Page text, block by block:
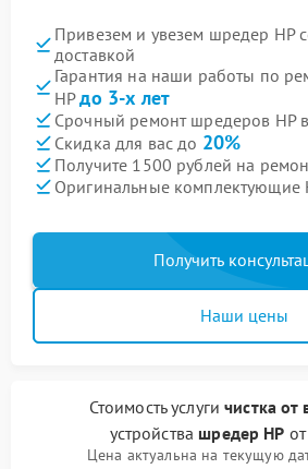
Привезем и увезем шредер HP
доставкой
Гарантия на наши работы по
HPдо 3-х лет
Срочный ремонт шредеров HP
Скидка для вас до 20%
Получите 1500 рублей на
Оригинальные комплектующие
Получить
Наши цены
Стоимость услугичистка от
устройства шредер HP
Цена актуальна на текущую